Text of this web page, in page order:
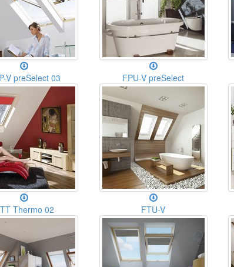
V preSelect 03 FPU-V preSelect
Thermo 02 FTU-V